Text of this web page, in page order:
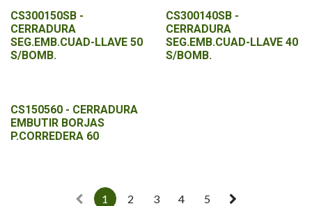
CS300150SB -
CERRADURA
SEG.EMB.CUAD-LLAVE 50
S/BOMB.
CS300140SB -
CERRADURA
SEG.EMB.CUAD-LLAVE 40
S/BOMB.
CS150560 - CERRADURA
EMBUTIR BORJAS
P.CORREDERA 60
1 2 3 4 5